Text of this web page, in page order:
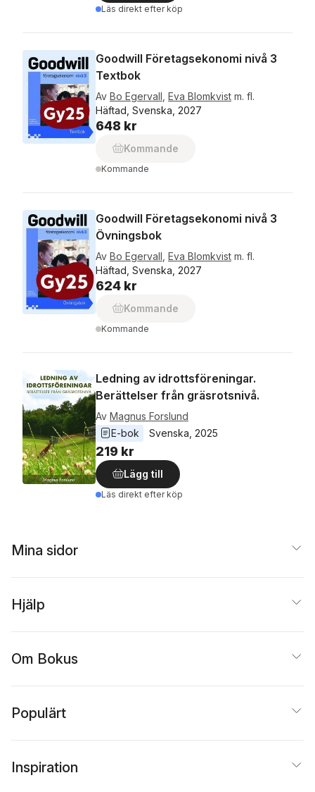
Läs direkt efter köp
Goodwill Företagsekonomi nivå 3
Textbok
Av Bo Egervall Eva Blomkvist m. fl.
Häftad, Svenska, 2027
648 kr
Kommande
Kommande
Goodwill Företagsekonomi nivå 3
Övningsbok
Av Bo Egervall Eva Blomkvist m. fl.
Häftad, Svenska, 2027
624 kr
Kommande
Kommande
Ledning av idrottsföreningar.
Berättelser från gräsrotsnivå.
Av Magnus Forslund
E-bok
Svenska 2025
219 kr
Lägg till
Läs direkt efter köp
Mina sidor
Hjälp
Om Bokus
Populärt
Inspiration